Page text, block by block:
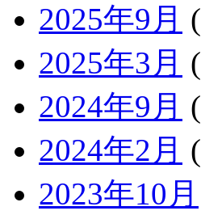
2025年9月
2025年3月
2024年9月
2024年2月
2023年10月